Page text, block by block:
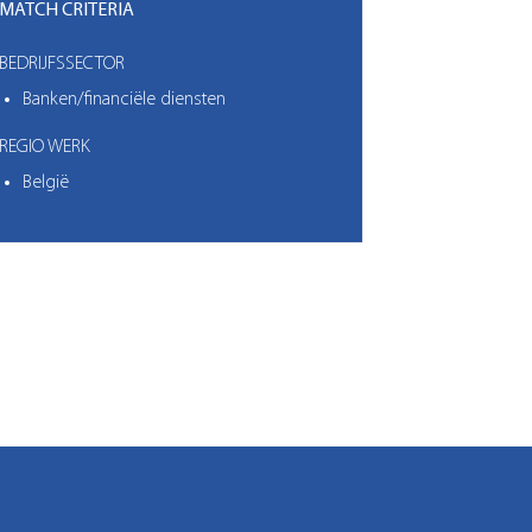
CRITERIA
Banken/financiële diensten
WERK
België